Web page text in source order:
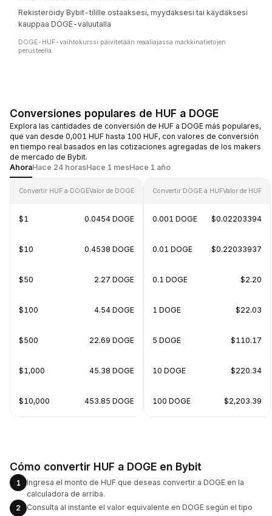
Rekisteröidy Bybit-tilille ostaaksesi, myydäksesi tai käydäksesi
kauppaa DOGE-valuutalla
DOGE-HUF-vaihtokurssi päivitetään reaaliajassa markkinatietojen
perusteella.
Conversiones populares de HUF a DOGE
Explora las cantidades de conversión de HUF a DOGE más populares,
que van desde 0,001 HUF hasta 100 HUF, con valores de conversión
en tiempo real basados en las cotizaciones agregadas de los makers
de mercado de Bybit.
AhoraHace 24 horasHace 1 mesHace 1 año
Convertir HUF a DOGEValor de DOGE
$1 0.0454 DOGE
$10 0.4538 DOGE
$50 2.27 DOGE
$100 4.54 DOGE
$500 22.69 DOGE
$1,000 45.38 DOGE
$10,000 453.85 DOGE
Convertir DOGE a HUFValor de HUF
0.001 DOGE $0.02203394
0.01 DOGE $0.22033937
0.1 DOGE $2.20
1 DOGE $22.03
5 DOGE $110.17
10 DOGE $220.34
100 DOGE $2,203.39
Cómo convertir HUF a DOGE en Bybit
1
Ingresa el monto de HUF que deseas convertir a DOGE en la
calculadora de arriba.
2
Consulta al instante el valor equivalente en DOGE según el tipo